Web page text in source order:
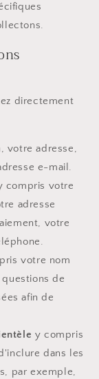
directement
votre adresse,
e-mail.
compris votre
adresse
votre
votre nom
de
afin de
y compris
dans les
par exemple,